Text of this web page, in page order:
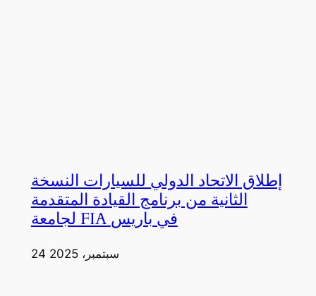
إطلاق الاتحاد الدولي للسيارات النسخة
الثانية من برنامج القيادة المتقدمة
لجامعة FIA في باريس
24 سبتمبر، 2025